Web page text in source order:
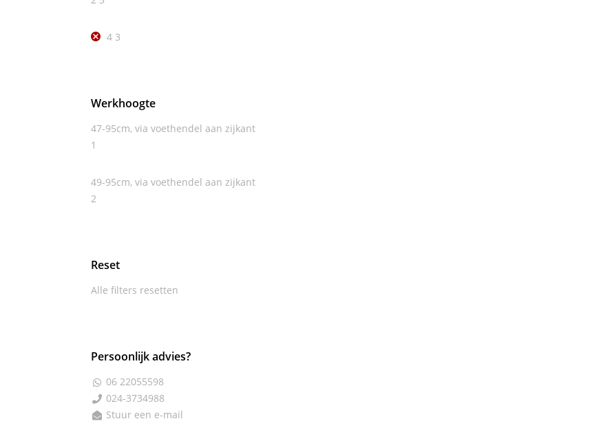
4 3
Werkhoogte
47-95cm, via voethendel aan zijkant
1
49-95cm, via voethendel aan zijkant
2
Reset
Alle filters resetten
Persoonlijk advies?
 06 22055598
 024-3734988
 Stuur een e-mail